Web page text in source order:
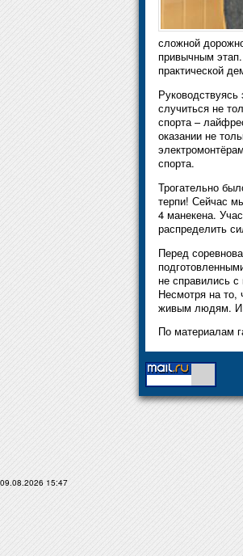
сложной
привычным этап.
практической
случиться не
спорта –
оказании не
спорта.
Трогательно
терпи! Сейчас
4 манекена.
распределить
Перед
не справились
Несмотря на то,
живым людям. И
По материалам
09.08.2026 15:47